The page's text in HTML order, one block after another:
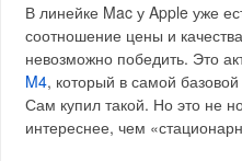
В линейке Mac у Apple уже
соотношение цены и
невозможно победить. Это
M4, который в самой
Сам купил такой. Но это не
интереснее, чем